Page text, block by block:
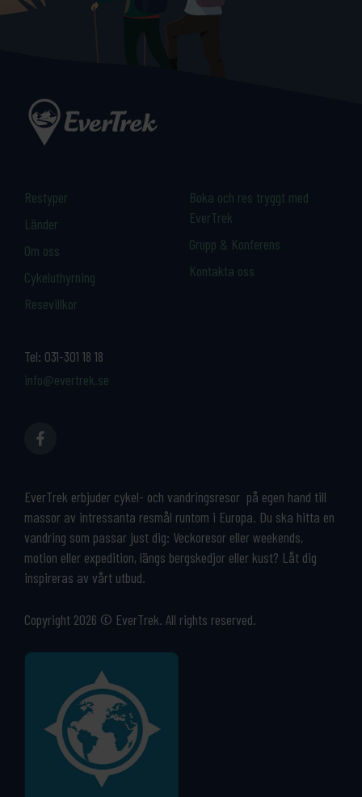
Tel: 031-301 18 18
info@evertrek.se
EverTrek erbjuder cykel- och vandringsresor på egen hand till
massor av intressanta resmål runtom i Europa. Du ska hitta en
vandring som passar just dig: Veckoresor eller weekends,
motion eller expedition, längs bergskedjor eller kust? Låt dig
inspireras av vårt utbud.
Copyright 2026 © EverTrek. All rights reserved.
Restyper
Länder
Om oss
Cykeluthyrning
Resevillkor
Boka och res tryggt med
EverTrek
Grupp & Konferens
Kontakta oss